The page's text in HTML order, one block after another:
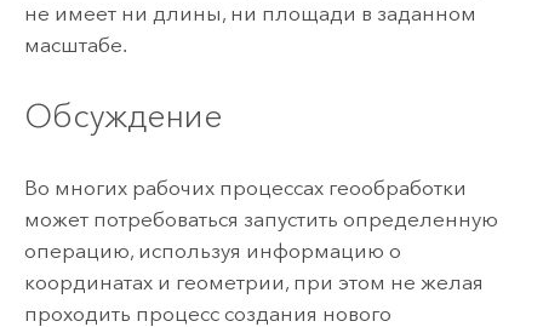
не имеет ни длины, ни площади в заданном
масштабе.
Обсуждение
Во многих рабочих процессах геообработки
может потребоваться запустить определенную
операцию, используя информацию о
координатах и геометрии, при этом не желая
проходить процесс создания нового